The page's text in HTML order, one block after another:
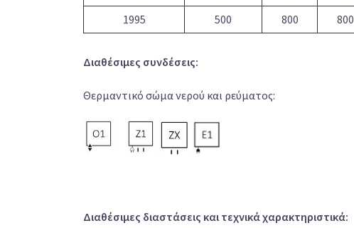
1995
500 800 800
Διαθέσιμες συνδέσεις:
Θερμαντικό σώμα νερού και ρεύματος:
Διαθέσιμες διαστάσεις και τεχνικά χαρακτηριστικά: